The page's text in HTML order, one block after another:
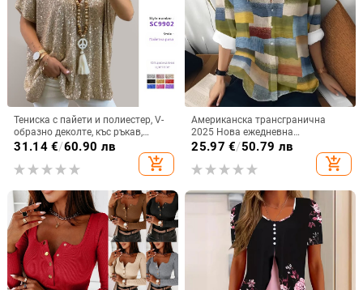
Тениска с пайети и полиестер, V-
образно деколте, къс ръкав,
свободна кройка, колажен
31.14€/60.90 лв
add_shopping_cart
Американска трансгранична
2025 Нова ежедневна
универсална модна
висококачествена раирана
дамска риза с дълъг ръкав
25.97 €/50.79 лв
add_shopping_cart